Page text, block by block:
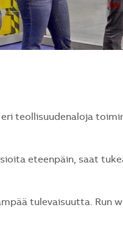
teollisuudenaloja
eteenpäin, saat
tulevaisuutta. Run